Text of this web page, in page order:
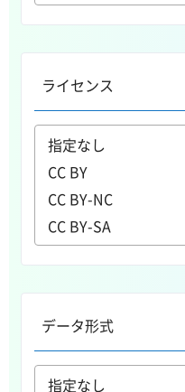
ライセンス
データ形式